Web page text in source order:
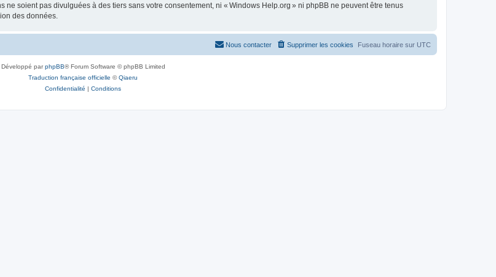
soient pas divulguées à des tiers sans votre consentement, ni « Windows Help.org » ni phpBB ne peuvent être tenus
des données.
Fuseau horaire sur UTC
Supprimer les cookies
Nous contacter
Développé parphpBB® Forum Software © phpBB Limited
Traduction française officielle ©Qiaeru
Confidentialité | Conditions